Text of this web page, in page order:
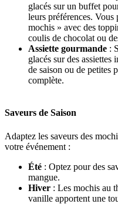
glacés sur un buffet
leurs préférences. Vous
mochis » avec des
coulis de chocolat ou
Assiette gourmande :
glacés sur des
de saison ou de petites
complète.
Saveurs de Saison
Adaptez les saveurs des
votre événement :
Été : Optez pour des
mangue.
Hiver : Les mochis au
vanille apportent une